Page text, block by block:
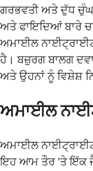
ਗਰਭਵਤੀ ਅਤੇ ਦੁੱਧ
ਅਤੇ ਫਾਇਦਿਆਂ ਬਾਰੇ
ਅਮਾਈਲ ਨਾਈਟ੍ਰਾਈਟ
ਹੈ। ਬਜ਼ੁਰਗ ਬਾਲਗ
ਅਤੇ ਉਹਨਾਂ ਨੂੰ ਵਿਸ਼ੇਸ਼
ਅਮਾਈਲ
ਅਮਾਈਲ ਨਾਈਟ੍ਰਾਈਟ
ਇਹ ਆਮ ਤੌਰ 'ਤੇ ਇੱਕ